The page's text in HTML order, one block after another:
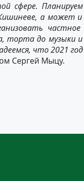
сфере.Планируем
а может и
частное
, торта до музыки и
что 2021 год
Сергей Мыцу.